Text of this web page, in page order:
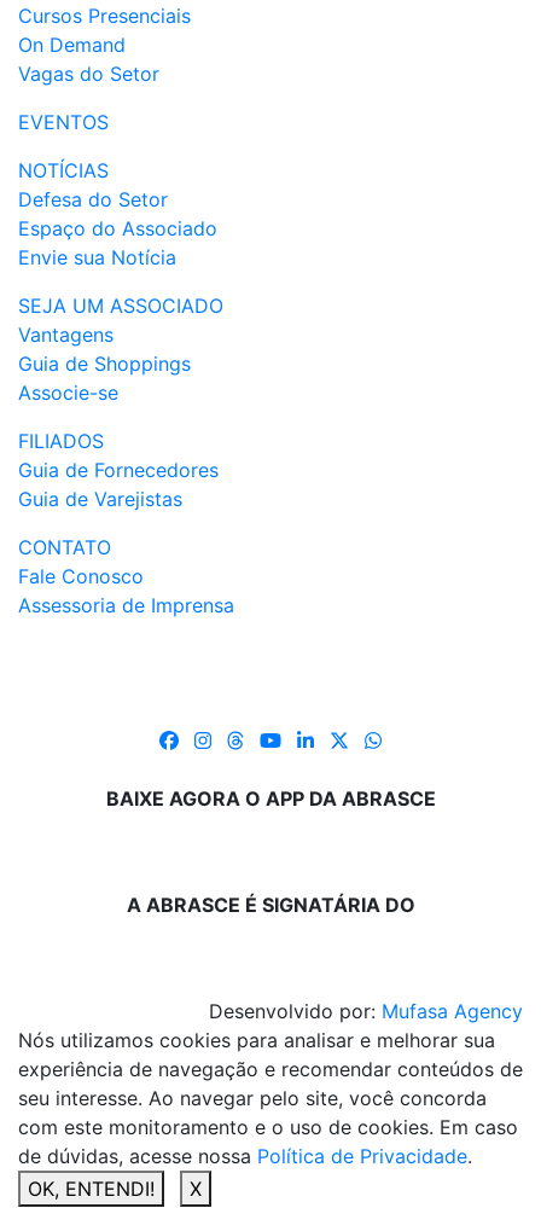
Cursos Presenciais
On Demand
Vagas do Setor
EVENTOS
NOTÍCIAS
Defesa do Setor
Espaço do Associado
Envie sua Notícia
SEJA UM ASSOCIADO
Vantagens
Guia de Shoppings
Associe-se
FILIADOS
Guia de Fornecedores
Guia de Varejistas
CONTATO
Fale Conosco
Assessoria de Imprensa
BAIXE AGORA O APP DA ABRASCE
A ABRASCE É SIGNATÁRIA DO
Desenvolvido por: Mufasa Agency
Nós utilizamos cookies para analisar e melhorar sua
experiência de navegação e recomendar conteúdos de
seu interesse. Ao navegar pelo site, você concorda
com este monitoramento e o uso de cookies. Em caso
de dúvidas, acesse nossa Política de Privacidade.
OK, ENTENDI!
X